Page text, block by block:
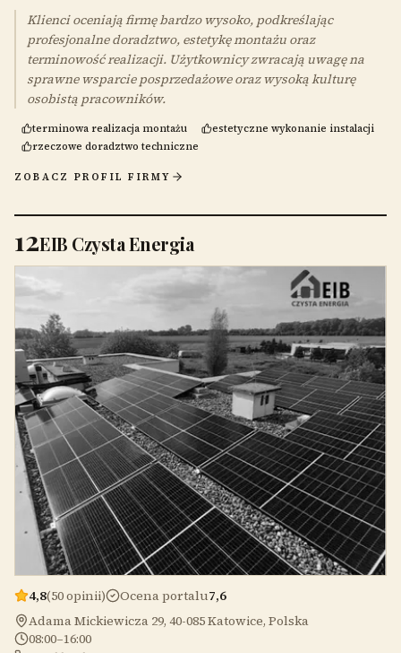
Klienci oceniają firmę bardzo wysoko, podkreślając
profesjonalne doradztwo, estetykę montażu oraz
terminowość realizacji. Użytkownicy zwracają uwagę na
sprawne wsparcie posprzedażowe oraz wysoką kulturę
osobistą pracowników.
terminowa realizacja montażu
estetyczne wykonanie instalacji
rzeczowe doradztwo techniczne
ZOBACZ PROFIL FIRMY
12EIB Czysta Energia
4,8(50 opinii) Ocena portalu7,6
Adama Mickiewicza 29, 40-085 Katowice, Polska
08:00–16:00